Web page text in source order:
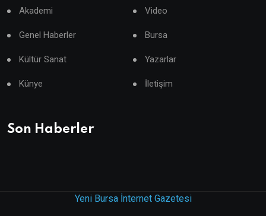
Akademi Video
Genel Haberler Bursa
Kültür Sanat Yazarlar
Künye İletişim
Son Haberler
Yeni Bursa İnternet Gazetesi